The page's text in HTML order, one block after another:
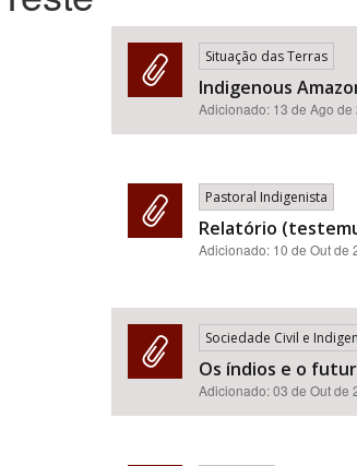
Área de Levantamento
Situação das Terras
Indigenous
Adicionado: 13 de Ago de
Pastoral Indigenista
Relatório
Adicionado: 10 de Out de
Sociedade Civil e
Os índios e o
Adicionado:03 de Out de